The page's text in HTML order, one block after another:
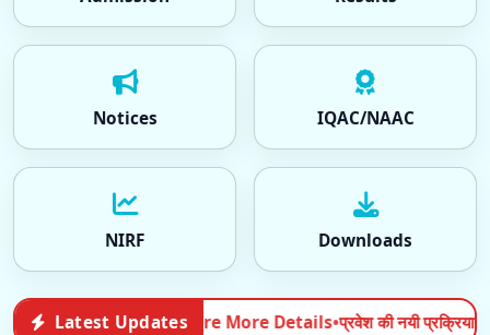
Notices IQAC/NAAC
NIRF Downloads
Latest Updates
•प्रवेश की नयी प्रक्रिया के संदर्भ में अत्यावश्यक सूचनाAdmission | 2026-